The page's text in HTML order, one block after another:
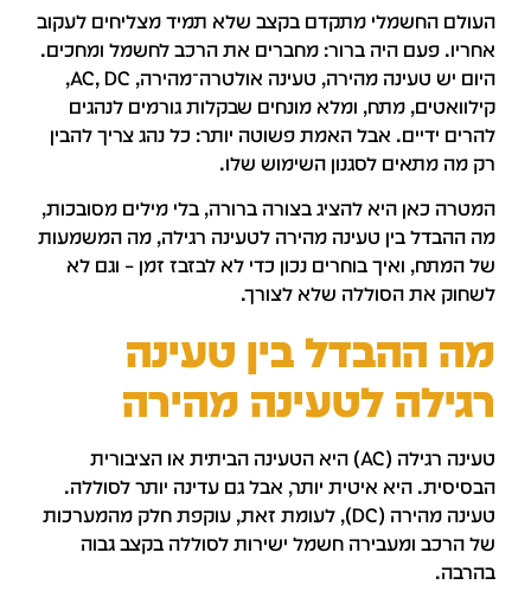
החשמלי מתקדם בקצב שלא תמיד מצליחים לעקוב
פעם היה ברור: מחברים את הרכב לחשמל ומחכים.
היום יש טעינה מהירה, טעינה אולטרה־מהירה, AC, DC,
מתח, ומלא מונחים שבקלות גורמים לנהגים
ידיים. אבל האמת פשוטה יותר: כל נהג צריך להבין
מה מתאים לסגנון השימוש שלו.
כאן היא להציג בצורה ברורה, בלי מילים מסובכות,
ההבדל בין טעינה מהירה לטעינה רגילה, מה המשמעות
המתח, ואיך בוחרים נכון כדי לא לבזבז זמן – וגם לא
את הסוללה שלא לצורך.
ההבדל בין טעינה
לטעינה מהירה
טעינה רגילה (AC) היא הטעינה הביתית או הציבורית
היא איטית יותר, אבל גם עדינה יותר לסוללה.
טעינה מהירה (DC), לעומת זאת, עוקפת חלק מהמערכות
הרכב ומעבירה חשמל ישירות לסוללה בקצב גבוה